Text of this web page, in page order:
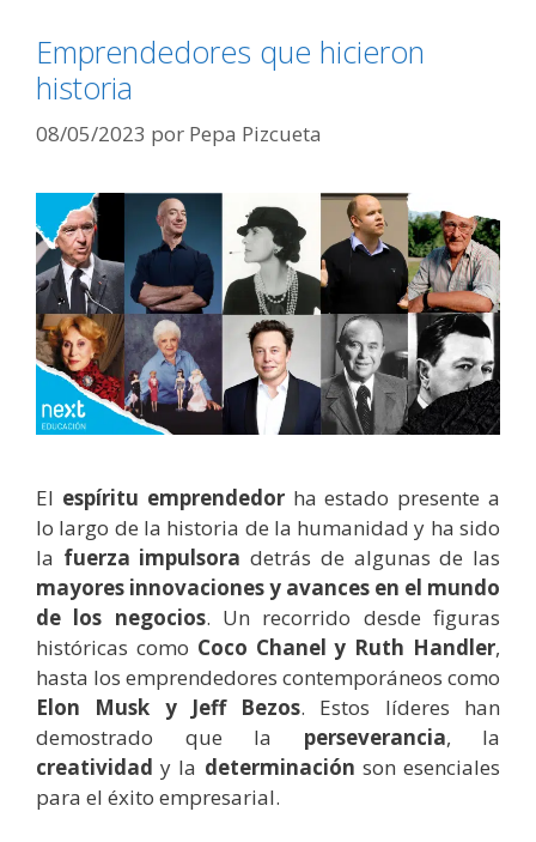
Emprendedores que hicieron
historia
08/05/2023 por Pepa Pizcueta
El espíritu emprendedorha estado presente a
lo largo de la historia de la humanidad y ha sido
la fuerza impulsora detrás de algunas de las
mayores innovaciones y avances en el mundo
de los negocios. Un recorrido desde figuras
históricas como Coco Chanel y Ruth Handler,
hasta los emprendedores contemporáneos como
Elon Musk y Jeff Bezos. Estos líderes han
demostrado que la perseverancia, la
creatividad y la determinación son esenciales
para el éxito empresarial.